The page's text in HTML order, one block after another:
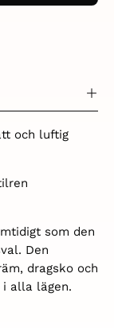
och luftig
som den
Den
dragsko och
alla lägen.